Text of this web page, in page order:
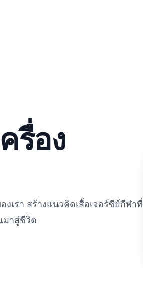
รื่อง
เรา สร้างแนวคิดเสื้อเจอร์ซีย์กีฬาที่
าสู่ชีวิต